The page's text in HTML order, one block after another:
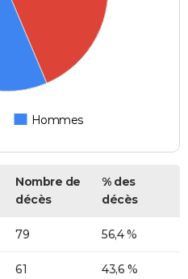
Hommes
Nombre de
décès
% des
décès
79 56,4 %
61 43,6 %